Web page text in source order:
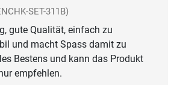
SET-311B)
gute Qualität, einfach zu
und macht Spass damit zu
Bestens und kann das Produkt
empfehlen.